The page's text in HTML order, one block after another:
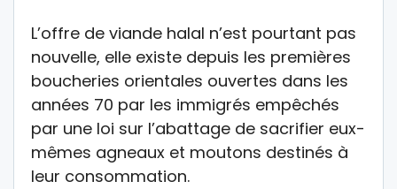
L’offre de viande halal n’est pourtant pas
nouvelle, elle existe depuis les premières
boucheries orientales ouvertes dans les
années 70 par les immigrés empêchés
par une loi sur l’abattage de sacrifier eux-
mêmes agneaux et moutons destinés à
leur consommation.